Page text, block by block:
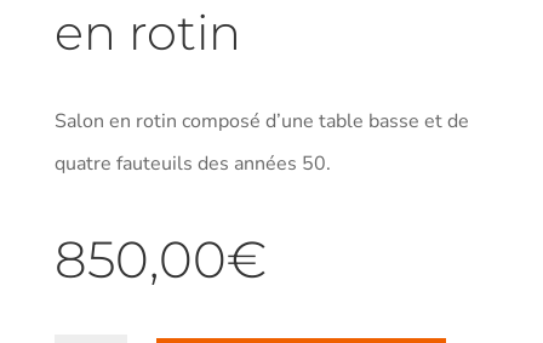
en rotin
Salon en rotin composé d’une table basse et de
quatre fauteuils des années 50.
850,00€